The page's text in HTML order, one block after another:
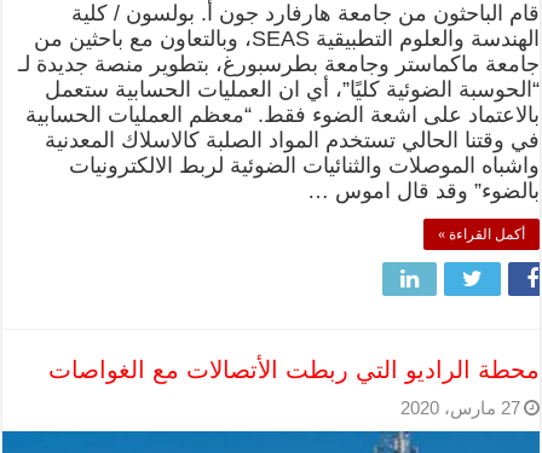
قام الباحثون من جامعة هارفارد جون أ. بولسون / كلية
الهندسة والعلوم التطبيقية SEAS، وبالتعاون مع باحثين من
جامعة ماكماستر وجامعة بطرسبورغ، بتطوير منصة جديدة لـ
“الحوسبة الضوئية كليًا”، أي ان العمليات الحسابية ستعمل
بالاعتماد على اشعة الضوء فقط. “معظم العمليات الحسابية
في وقتنا الحالي تستخدم المواد الصلبة كالاسلاك المعدنية
واشباه الموصلات والثنائيات الضوئية لربط الالكترونيات
بالضوء” وقد قال اموس …
أكمل القراءة »
محطة الراديو التي ربطت الأتصالات مع الغواصات
27 مارس، 2020